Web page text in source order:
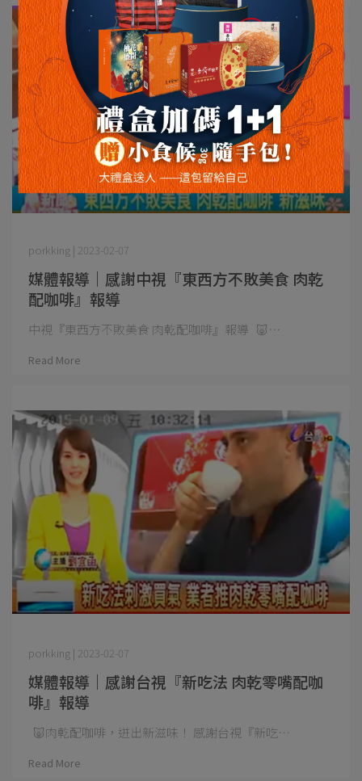
媒體報導｜感謝中視『東西方不敗美食 肉乾
配咖啡』報導
porkking | 2023-02-07
中視『東西方不敗美食 肉乾配咖啡』報導 🐷⋯
Read More
媒體報導｜感謝台視『新吃法 肉乾零嘴配咖
啡』報導
porkking | 2023-02-07
🐷肉乾配咖啡，迸出新滋味！ 感謝台視『新吃⋯
Read More